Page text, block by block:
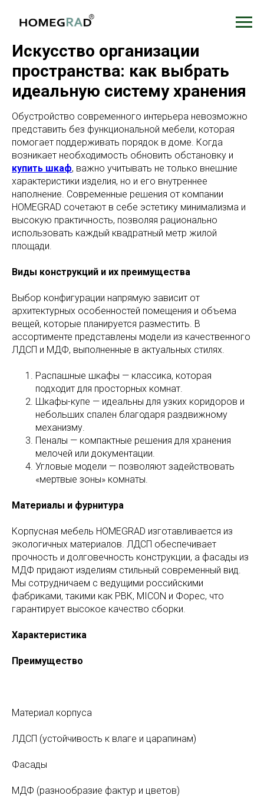
Искусство организации
пространства: как выбрать
идеальную систему хранения
Обустройство современного интерьера невозможно
представить без функциональной мебели, которая
помогает поддерживать порядок в доме. Когда
возникает необходимость обновить обстановку и
купить шкаф, важно учитывать не только внешние
характеристики изделия, но и его внутреннее
наполнение. Современные решения от компании
HOMEGRAD сочетают в себе эстетику минимализма и
высокую практичность, позволяя рационально
использовать каждый квадратный метр жилой
площади.
Виды конструкций и их преимущества
Выбор конфигурации напрямую зависит от
архитектурных особенностей помещения и объема
вещей, которые планируется разместить. В
ассортименте представлены модели из качественного
ЛДСП и МДФ, выполненные в актуальных стилях.
Распашные шкафы — классика, которая
подходит для просторных комнат.
Шкафы-купе — идеальны для узких коридоров и
небольших спален благодаря раздвижному
механизму.
Пеналы — компактные решения для хранения
мелочей или документации.
Угловые модели — позволяют задействовать
«мертвые зоны» комнаты.
Материалы и фурнитура
Корпусная мебель HOMEGRAD изготавливается из
экологичных материалов. ЛДСП обеспечивает
прочность и долговечность конструкции, а фасады из
МДФ придают изделиям стильный современный вид.
Мы сотрудничаем с ведущими российскими
фабриками, такими как РВК, MICON и Форес, что
гарантирует высокое качество сборки.
Характеристика
Преимущество
Материал корпуса
ЛДСП (устойчивость к влаге и царапинам)
Фасады
МДФ (разнообразие фактур и цветов)